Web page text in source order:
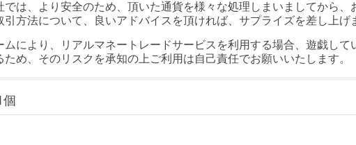
は、より安全のため、頂いた通貨を様々な処理しまいましてから、
方法について、良いアドバイスを頂ければ、サプライズを差し上げ
により、リアルマネートレードサービスを利用する場合、遊戯して
ため、そのリスクを承知の上ご利用は自己責任でお願いいたします。